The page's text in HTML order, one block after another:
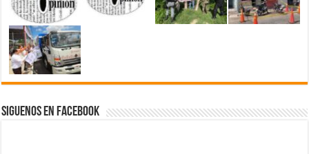
Siguenos en Facebook